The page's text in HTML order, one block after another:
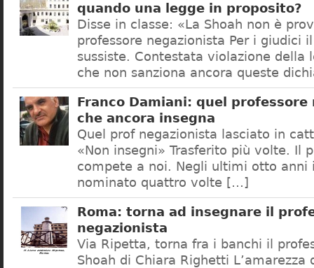
quando una legge in proposito?
Disse in classe: «La Shoah non è
professore negazionista Per i giudici
sussiste. Contestata violazione della
che non sanziona ancora queste
Franco Damiani: quel professore
che ancora insegna
Quel prof negazionista lasciato in
«Non insegni» Trasferito più volte. Il
compete a noi. Negli ultimi otto anni
nominato quattro volte […]
Roma: torna ad insegnare il
negazionista
Via Ripetta, torna fra i banchi il
Shoah di Chiara Righetti L’amarezza